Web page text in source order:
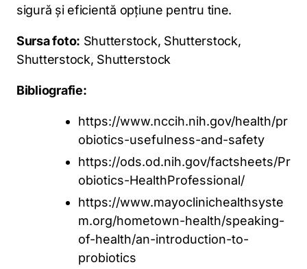
sigură și eficientă opțiune pentru tine.
Sursa foto: Shutterstock, Shutterstock,
Shutterstock, Shutterstock
Bibliografie:
https://www.nccih.nih.gov/health/pr
obiotics-usefulness-and-safety
https://ods.od.nih.gov/factsheets/Pr
obiotics-HealthProfessional/
https://www.mayoclinichealthsyste
m.org/hometown-health/speaking-
of-health/an-introduction-to-
probiotics